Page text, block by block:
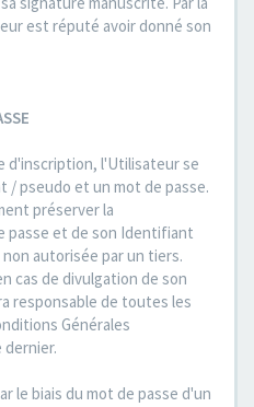
est réputé avoir donné son
d'inscription, l'Utilisateur se
/ pseudo et un mot de passe.
préserver la
passe et de son Identifiant
autorisée par un tiers.
cas de divulgation de son
responsable de toutes les
Générales
dernier.
le biais du mot de passe d'un